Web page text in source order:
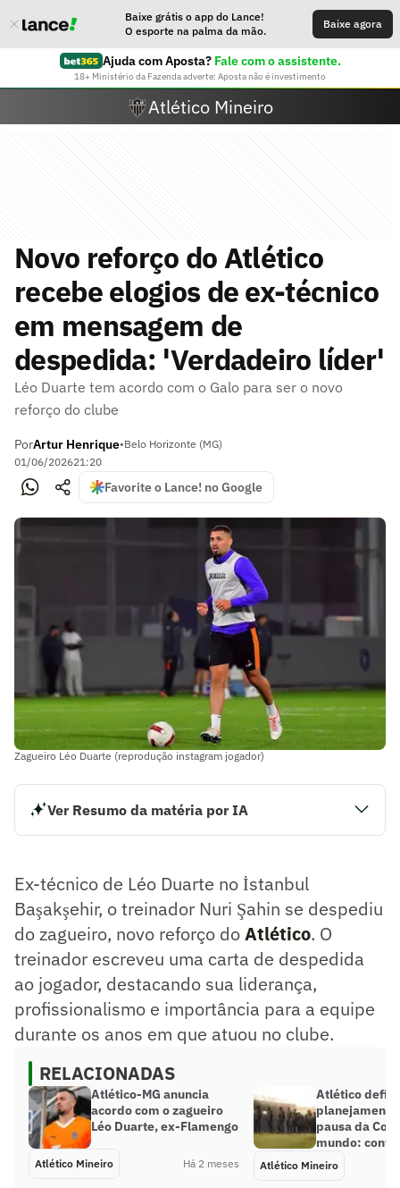
Baixe grátis o app do Lance!
O esporte na palma da mão.
Baixe agora
Ajuda com Aposta? Fale com o assistente.
18+ Ministério da Fazenda adverte: Aposta não é investimento
Atlético Mineiro
Novo reforço do Atlético
recebe elogios de ex-técnico
em mensagem de
despedida: 'Verdadeiro líder'
Léo Duarte tem acordo com o Galo para ser o novo
reforço do clube
PorArtur Henrique•Belo Horizonte (MG)
01/06/202621:20
Favorite o Lance! no Google
Zagueiro Léo Duarte (reprodução instagram jogador)
Ver Resumo da matéria por IA
ao jogador, destacando sua liderança, profissionalismo e
importância para a equipe durante os anos em que atuou
no clube.
Resumo supervisionado pelo jornalista!
Ex-técnico de Léo Duarte no İstanbul
Başakşehir, o treinador Nuri Şahin se despediu
do zagueiro, novo reforço doAtlético. O
treinador escreveu uma carta de despedida
ao jogador, destacando sua liderança,
profissionalismo e importância para a equipe
durante os anos em que atuou no clube.
RELACIONADAS
Atlético-MG anuncia
acordo com o zagueiro
Léo Duarte, ex-Flamengo
Atlético Mineiro Há 2 meses
Atlético
pausa da
mundo:
Atlético Mineiro